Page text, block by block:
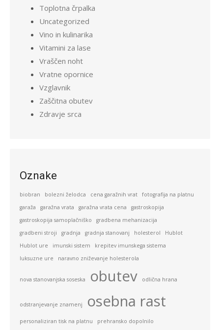
Toplotna črpalka
Uncategorized
Vino in kulinarika
Vitamini za lase
Vraščen noht
Vratne opornice
Vzglavnik
Zaščitna obutev
Zdravje srca
Oznake
biobran bolezni želodca cena garažnih vrat
fotografija na platnu
garaža
garažna vrata garažna vrata cena
gastroskopija
gastroskopija samoplačniško
gradbena mehanizacija
gradbeni stroji
gradnja gradnja stanovanj holesterol
Hublot
Hublot ure
imunski sistem
krepitev imunskega sistema
luksuzne ure
naravno zniževanje holesterola
nova stanovanjska soseska obutev odlična hrana
odstranjevanje znamenj osebna rast
personaliziran tisk na platnu prehransko dopolnilo